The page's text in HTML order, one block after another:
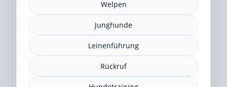
Welpen
Junghunde
Leinenführung
Rückruf